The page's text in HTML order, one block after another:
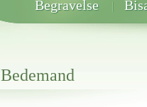
Begravelse